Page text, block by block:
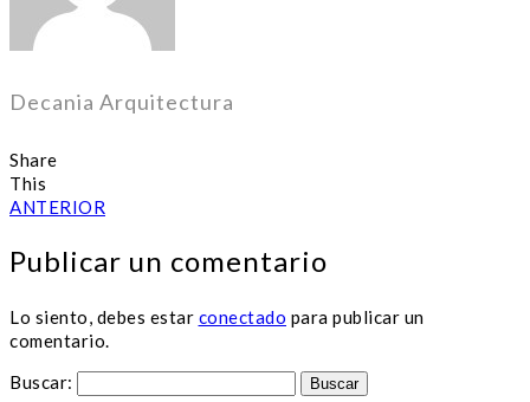
Decania Arquitectura
Share
This
ANTERIOR
Publicar un comentario
Lo siento, debes estar conectado para publicar un
comentario.
Buscar: